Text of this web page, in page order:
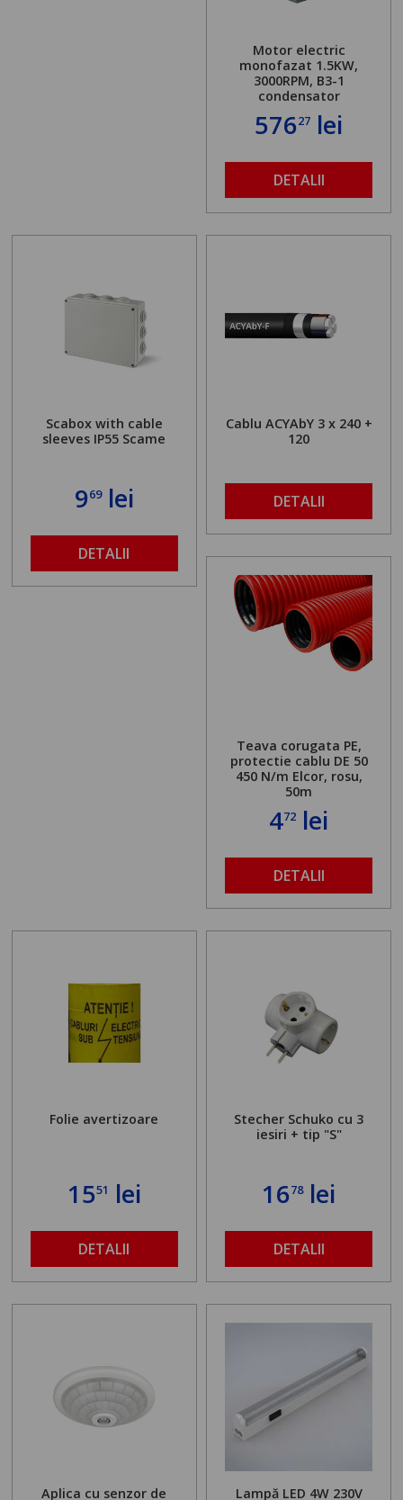
Motor electric
monofazat 1.5KW,
3000RPM, B3-1
condensator
57627 lei
DETALII
Scabox with cable
sleeves IP55 Scame
969lei
DETALII
Cablu ACYAbY 3 x 240 +
120
DETALII
Teava corugata PE,
protectie cablu DE 50
450 N/m Elcor, rosu,
50m
472 lei
DETALII
Folie avertizoare
1551 lei
DETALII
Stecher Schuko cu 3
iesiri + tip "S"
1678lei
DETALII
Aplica cu senzor de
Lampă LED 4W 230V